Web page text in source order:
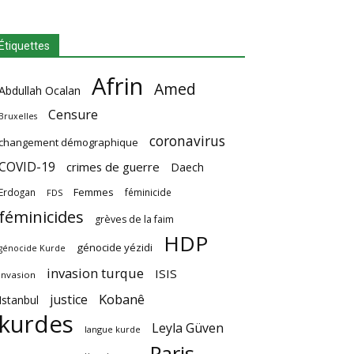
Ocalan Afrin Amed
Censure
démographique coronavirus
19 crimes de guerre Daech
FDS Femmes féminicide
grèves de la faim
Kurde génocide yézidi HDP
invasion turque ISIS
justice Kobanê
langue kurde Leyla Güven